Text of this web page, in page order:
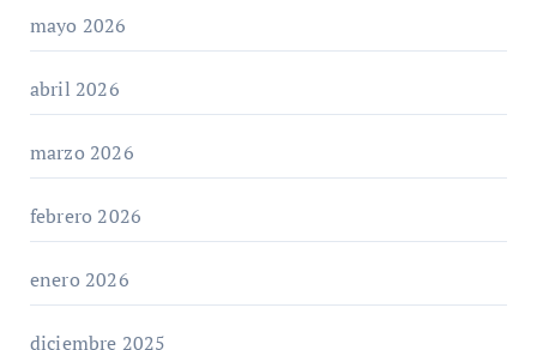
mayo 2026
abril 2026
marzo 2026
febrero 2026
enero 2026
diciembre 2025